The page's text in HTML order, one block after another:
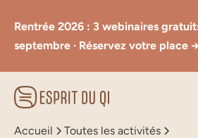
Rentrée 2026 : 3 webinaires
septembre · Réservez votre place →
Accueil
Toutes les activités